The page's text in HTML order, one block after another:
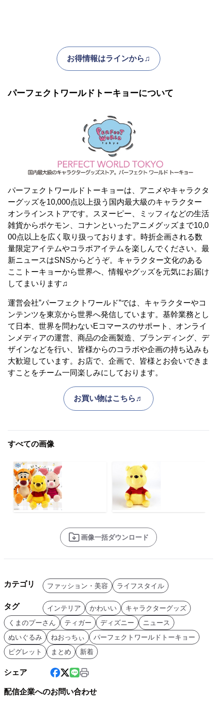
お得情報はラインから♫
パーフェクトワールドトーキョーについて
パーフェクトワールドトーキョーは、アニメやキャラクタ
ーグッズを10,000点以上扱う国内最大級のキャラクター
オンラインストアです。スヌーピー、ミッフィなどの生活
雑貨からポケモン、コナンといったアニメグッズまで10,0
00点以上を広く取り扱っております。時折企画される数
量限定アイテムやコラボアイテムを楽しんでください。最
新ニュースはSNSからどうぞ。キャラクター文化のある
ここトーキョーから世界へ、情報やグッズを元気にお届け
してまいります♫
運営会社”パーフェクトワールド”では、キャラクターやコ
ンテンツを東京から世界へ発信しています。基幹業務とし
て日本、世界を問わないEコマースのサポート、オンライ
ンメディアの運営、商品の企画製造、ブランディング、デ
ザインなどを行い、皆様からのコラボや企画の持ち込みも
大歓迎しています。お店で、企画で、皆様とお会いできま
すことをチーム一同楽しみにしております。
お買い物はこちら♬
すべての画像
画像一括ダウンロード
カテゴリ ファッション・美容 ライフスタイル
タグ インテリア かわいい
キャラクターグッズ
くまのプーさん
ティガー ディズニー
ニュース
ぬいぐるみ
ねおっちぃ
パーフェクトワールドトーキョー
ピグレット
まとめ 新着
シェア
配信企業へのお問い合わせ